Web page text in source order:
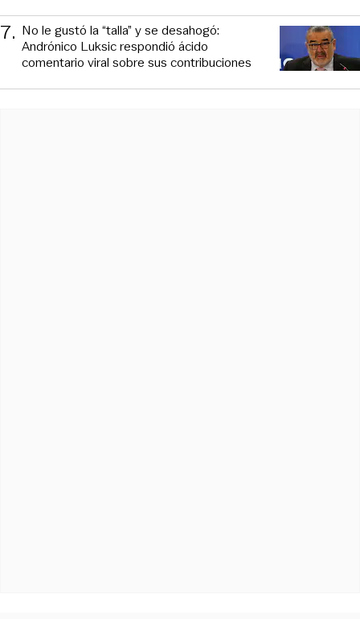
7. No le gustó la “talla” y se desahogó:
Andrónico Luksic respondió ácido
comentario viral sobre sus contribuciones